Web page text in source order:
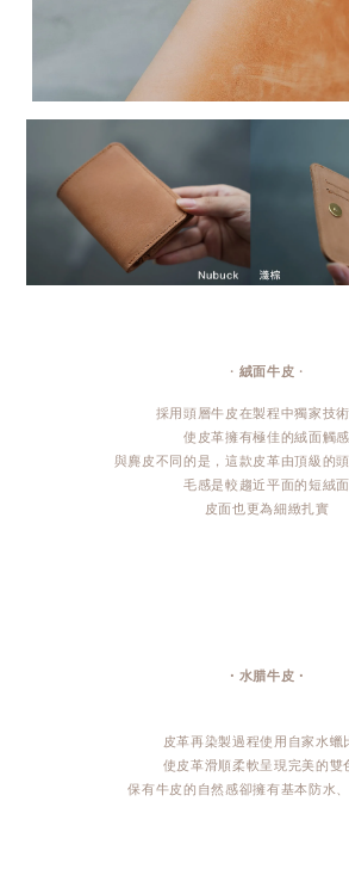
・ 絨面牛皮 ・
採用頭層牛皮在製程中獨家技
使皮革擁有極佳的絨面觸感
與麂皮不同的是，這款皮革由頂級的
毛感是較趨近平面的短絨面
皮面也更為細緻扎實
・水腊牛皮・
皮革再染製過程使用自家水蠟
使皮革滑順柔軟呈現完美的雙
保有牛皮的自然感卻擁有基本防水